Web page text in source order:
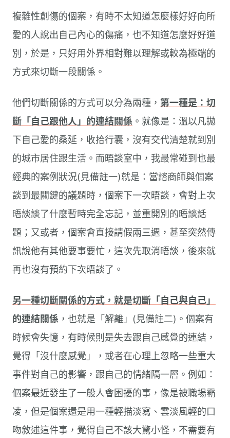
複雜性創傷的個案，有時不太知道怎麼樣好好向所
愛的人說出自己內心的傷痛，也不知道怎麼好好道
別，於是，只好用外界相對難以理解或較為極端的
方式來切斷一段關係。
他們切斷關係的方式可以分為兩種， 第一種是：切
斷「自己跟他人」的連結關係 。就像是：溫以凡拋
下自己愛的桑延，收拾行囊，沒有交代清楚就到別
的城市居住跟生活。而晤談室中，我最常碰到也最
經典的案例狀況(見備註一)就是：當諮商師與個案
談到最關鍵的議題時，個案下一次晤談，會對上次
晤談談了什麼暫時完全忘記，並重開別的晤談話
題；又或者，個案會直接請假兩三週，甚至突然傳
訊說他有其他要事要忙，這次先取消晤談，後來就
再也沒有預約下次晤談了。
另一種切斷關係的方式，就是切斷「自己與自己」
的連結關係 ，也就是「解離」(見備註二)。個案有
時候會失憶，有時候則是失去跟自己感覺的連結，
覺得「沒什麼感覺」，或者在心理上忽略一些重大
事件對自己的影響，跟自己的情緒隔一層。例如：
個案最近發生了一般人會困擾的事，像是被職場霸
凌，但是個案還是用一種輕描淡寫、雲淡風輕的口
吻敘述這件事，覺得自己不該大驚小怪，不需要有